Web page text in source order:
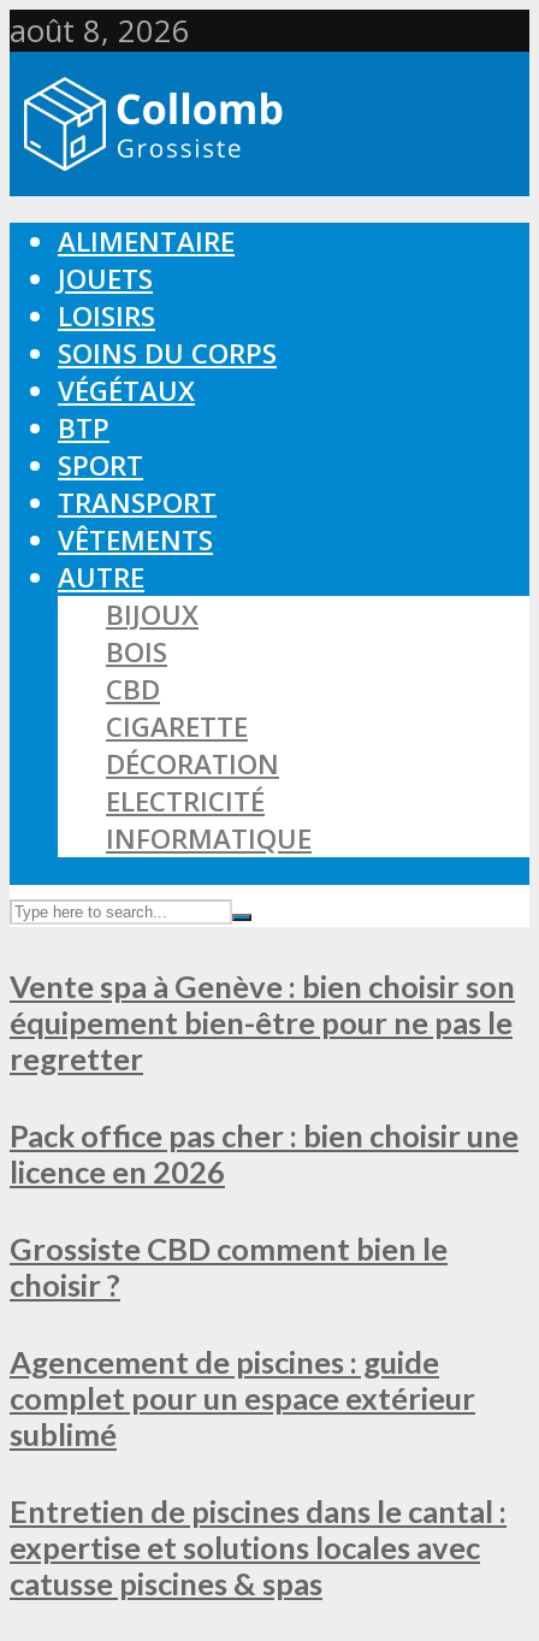
août 8, 2026
ALIMENTAIRE
JOUETS
LOISIRS
SOINS DU CORPS
VÉGÉTAUX
BTP
SPORT
TRANSPORT
VÊTEMENTS
AUTRE
BIJOUX
BOIS
CBD
CIGARETTE
DÉCORATION
ELECTRICITÉ
INFORMATIQUE
Vente spa à Genève : bien choisir son
équipement bien-être pour ne pas le
regretter
Pack office pas cher : bien choisir une
licence en 2026
Grossiste CBD comment bien le
choisir ?
Agencement de piscines : guide
complet pour un espace extérieur
sublimé
Entretien de piscines dans le cantal :
expertise et solutions locales avec
catusse piscines & spas